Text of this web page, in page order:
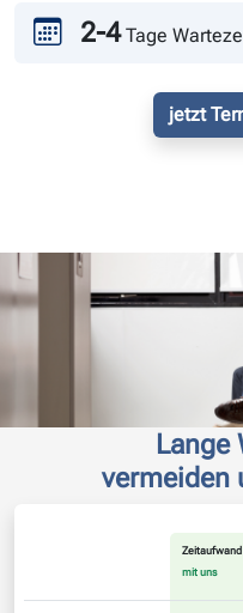
2-4 Tage
jetzt
Lange
vermeiden
Zeitaufwand
mit uns